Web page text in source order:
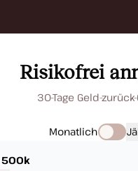
Risikofrei
30-Tage Geld-
Monatlich
500k